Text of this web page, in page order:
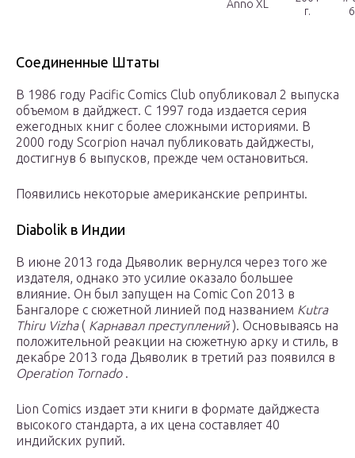
Anno XL
г.
Соединенные Штаты
В 1986 году Pacific Comics Club опубликовал 2 выпуска
объемом в дайджест. С 1997 года издается серия
ежегодных книг с более сложными историями. В
2000 году Scorpion начал публиковать дайджесты,
достигнув 6 выпусков, прежде чем остановиться.
Появились некоторые американские репринты.
Diabolik в Индии
В июне 2013 года Дьяволик вернулся через того же
издателя, однако это усилие оказало большее
влияние. Он был запущен на Comic Con 2013 в
Бангалоре с сюжетной линией под названием Kutra
Thiru Vizha ( Карнавал преступлений). Основываясь на
положительной реакции на сюжетную арку и стиль, в
декабре 2013 года Дьяволик в третий раз появился в
Operation Tornado .
Lion Comics издает эти книги в формате дайджеста
высокого стандарта, а их цена составляет 40
индийских рупий.